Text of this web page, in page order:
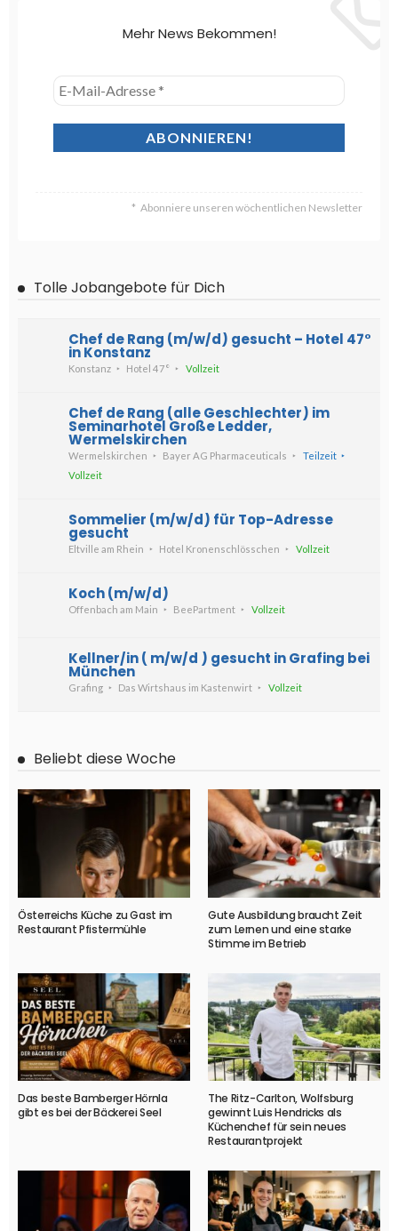
Mehr News Bekommen!
Abonniere unseren wöchentlichen Newsletter
Tolle Jobangebote für Dich
Chef de Rang (m/w/d) gesucht – Hotel 47°
in Konstanz
Konstanz Hotel 47° Vollzeit
Chef de Rang (alle Geschlechter) im
Seminarhotel Große Ledder,
Wermelskirchen
Wermelskirchen Bayer AG Pharmaceuticals
Teilzeit
Vollzeit
Sommelier (m/w/d) für Top-Adresse
gesucht
Eltville am Rhein Hotel Kronenschlösschen Vollzeit
Koch (m/w/d)
Offenbach am Main BeePartment Vollzeit
Kellner/in ( m/w/d ) gesucht in Grafing bei
München
Grafing Das Wirtshaus im Kastenwirt Vollzeit
Beliebt diese Woche
Österreichs Küche zu Gast im
Restaurant Pfistermühle
Gute Ausbildung braucht Zeit
zum Lernen und eine starke
Stimme im Betrieb
Das beste Bamberger Hörnla
gibt es bei der Bäckerei Seel
The Ritz-Carlton, Wolfsburg
gewinnt Luis Hendricks als
Küchenchef für sein neues
Restaurantprojekt